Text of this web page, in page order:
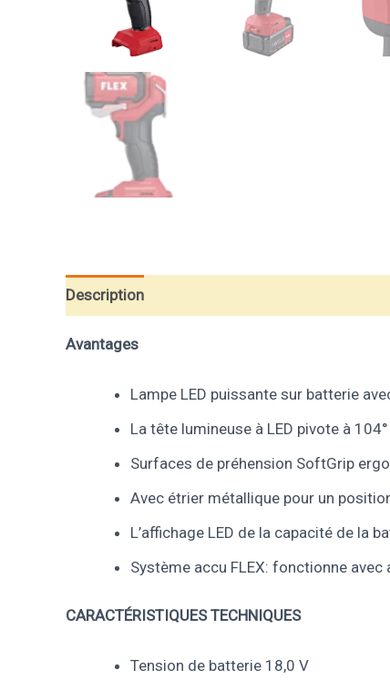
Description
Avantages
Lampe LED puissante sur batterie
La tête lumineuse à LED pivote à
Surfaces de préhension SoftGrip
Avec étrier métallique pour un
L’affichage LED de la capacité de la
Système accu FLEX: fonctionne avec
CARACTÉRISTIQUES TECHNIQUES
Tension de batterie 18,0 V